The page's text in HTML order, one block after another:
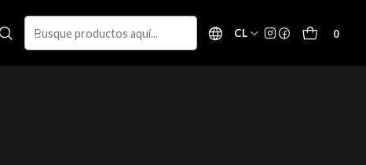
CL 0
Filtros